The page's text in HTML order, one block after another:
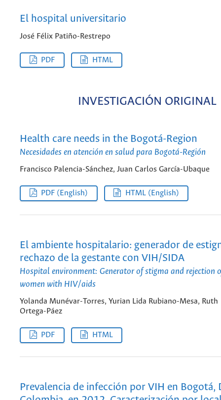
El hospital universitario
José Félix Patiño-Restrepo
PDF HTML
INVESTIGACIÓN ORIGINAL
Health care needs in the Bogotá-Region
Necesidades en atención en salud para Bogotá-Región
Francisco Palencia-Sánchez, Juan Carlos García-Ubaque
PDF (English) HTML (English)
El ambiente hospitalario: generador de
rechazo de la gestante con VIH/SIDA
Hospital environment: Generator of stigma and rejection
women with HIV/aids
Yolanda Munévar-Torres, Yurian Lida Rubiano-Mesa, Ruth
Ortega-Páez
PDF HTML
Prevalencia de infección por VIH en Bogotá,